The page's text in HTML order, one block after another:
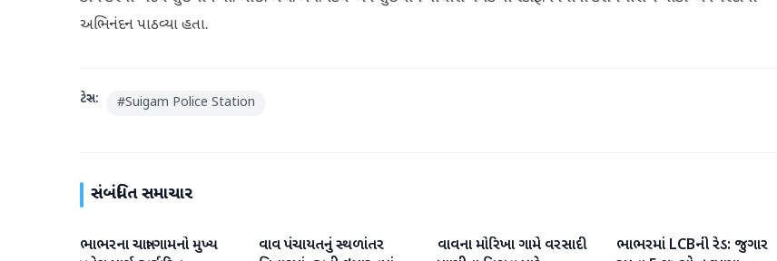
અભિનંદન પાઠવ્યા હતા.
ટેગ્સ: #Suigam Police Station
સંબંધિત સમાચાર
વાવ-થરાદ
ભાભરના ચાત્રા ગામનો મુખ્ય
વાવ-થરાદ
વાવ પંચાયતનું સ્થળાંતર
વાવ-થરાદ
વાવના મોરિખા ગામે વરસાદી
વાવ-થરાદ
ભાભરમાં LCBની રેડ: જુગાર